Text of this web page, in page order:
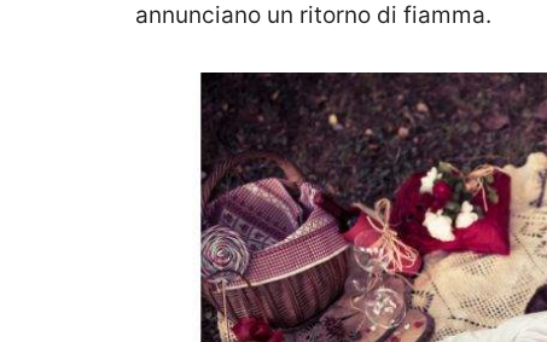
annunciano un ritorno di fiamma.